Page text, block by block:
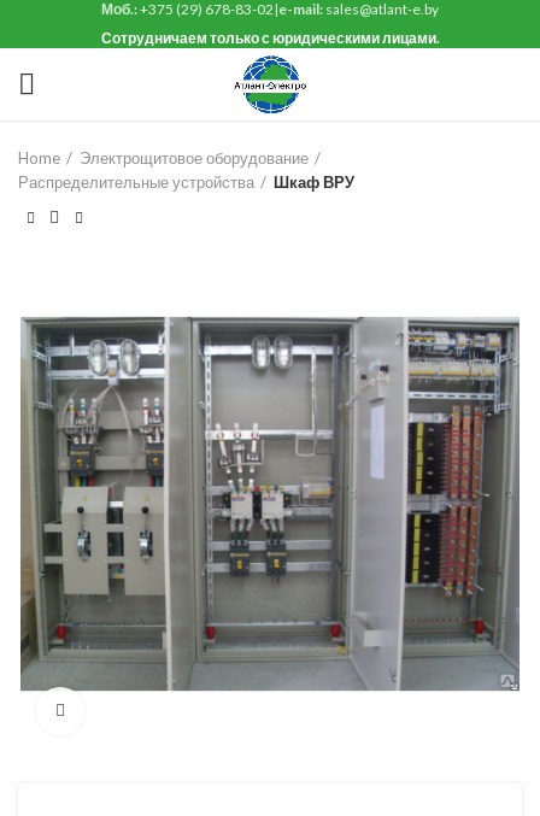
Моб.:+375 (29) 678-83-02 |e-mail: sales@atlant-e.by
Сотрудничаем только с юридическими лицами.
Home
Электрощитовое оборудование
Распределительные устройства
Шкаф ВРУ